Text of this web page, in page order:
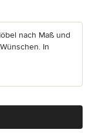
nach Maß und
In